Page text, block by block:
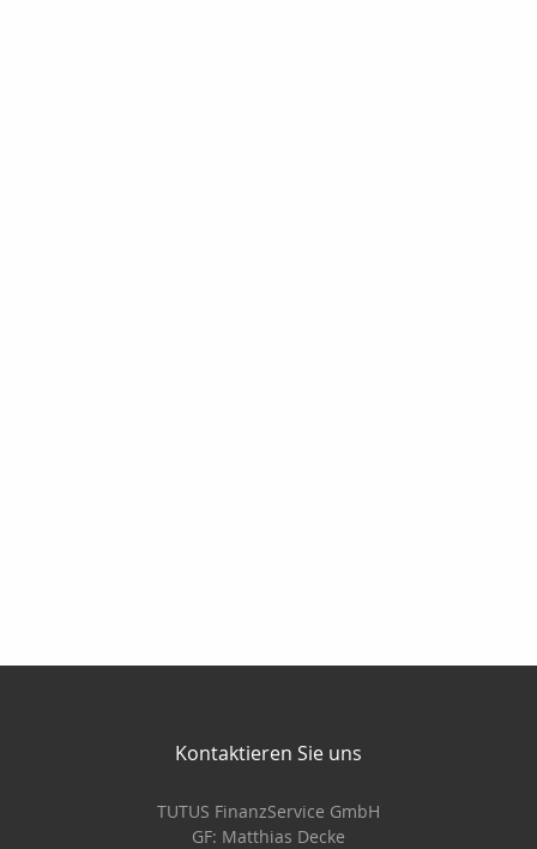
Kontaktieren Sie uns
TUTUS FinanzService GmbH
GF: Matthias Decke